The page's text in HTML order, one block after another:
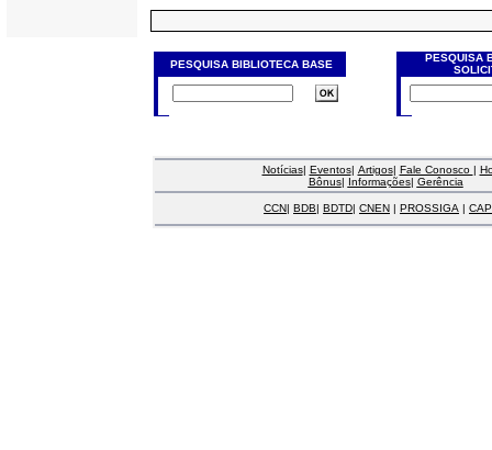
PESQUISA BIBLIOTECA BASE
PESQUISA
Notícias| Eventos| Artigos| Fale Conosco |
Bônus| Informações| Gerência
CCN| BDB| BDTD| CNEN | PROSSIGA |